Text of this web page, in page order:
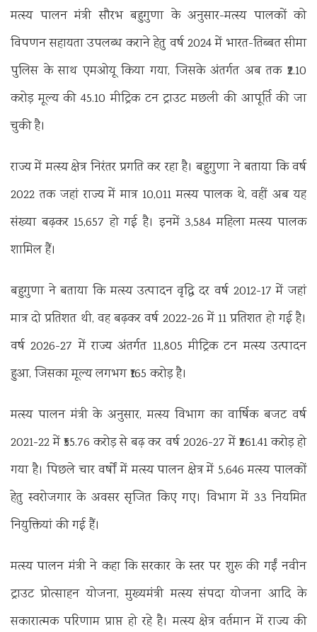
मत्स्य पालन मंत्री सौरभ बहुगुणा के अनुसार-मत्स्य पालकों को
विपणन सहायता उपलब्ध कराने हेतु वर्ष 2024 में भारत-तिब्बत सीमा
पुलिस के साथ एमओयू किया गया, जिसके अंतर्गत अब तक ₹2.10
करोड़ मूल्य की 45.10 मीट्रिक टन ट्राउट मछली की आपूर्ति की जा
चुकी है।
राज्य में मत्स्य क्षेत्र निरंतर प्रगति कर रहा है। बहुगुणा ने बताया कि वर्ष
2022 तक जहां राज्य में मात्र 10,011 मत्स्य पालक थे, वहीं अब यह
संख्या बढ़कर 15,657 हो गई है। इनमें 3,584 महिला मत्स्य पालक
शामिल हैं।
बहुगुणा ने बताया कि मत्स्य उत्पादन वृद्धि दर वर्ष 2012-17 में जहां
मात्र दो प्रतिशत थी, वह बढ़कर वर्ष 2022-26 में 11 प्रतिशत हो गई है।
वर्ष 2026-27 में राज्य अंतर्गत 11,805 मीट्रिक टन मत्स्य उत्पादन
हुआ, जिसका मूल्य लगभग ₹165 करोड़ है।
मत्स्य पालन मंत्री के अनुसार, मत्स्य विभाग का वार्षिक बजट वर्ष
2021-22 में ₹55.76 करोड़ से बढ़ कर वर्ष 2026-27 में ₹261.41 करोड़ हो
गया है। पिछले चार वर्षों में मत्स्य पालन क्षेत्र में 5,646 मत्स्य पालकों
हेतु स्वरोजगार के अवसर सृजित किए गए। विभाग में 33 नियमित
नियुक्तियां की गई हैं।
मत्स्य पालन मंत्री ने कहा कि सरकार के स्तर पर शुरू की गईं नवीन
ट्राउट प्रोत्साहन योजना, मुख्यमंत्री मत्स्य संपदा योजना आदि के
सकारात्मक परिणाम प्राप्त हो रहे है। मत्स्य क्षेत्र वर्तमान में राज्य की